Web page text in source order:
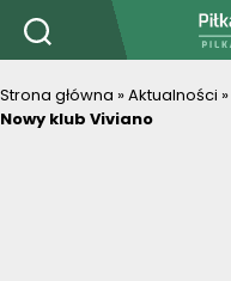
Strona główna »Aktualności »
Nowy klub Viviano